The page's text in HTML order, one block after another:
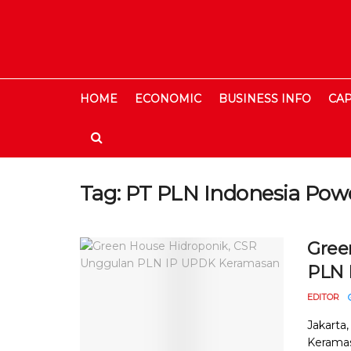
HOME ECONOMIC BUSINESS INFO
Tag: PT PLN Indonesia
PLN
EDITOR